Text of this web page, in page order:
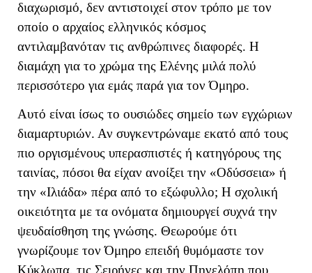
διαχωρισμό, δεν αντιστοιχεί στον τρόπο με τον
οποίο ο αρχαίος ελληνικός κόσμος
αντιλαμβανόταν τις ανθρώπινες διαφορές. Η
διαμάχη για το χρώμα της Ελένης μιλά πολύ
περισσότερο για εμάς παρά για τον Όμηρο.
Αυτό είναι ίσως το ουσιώδες σημείο των εγχώριων
διαμαρτυριών. Αν συγκεντρώναμε εκατό από τους
πιο οργισμένους υπερασπιστές ή κατηγόρους της
ταινίας, πόσοι θα είχαν ανοίξει την «Οδύσσεια» ή
την «Ιλιάδα» πέρα από το εξώφυλλο; Η σχολική
οικειότητα με τα ονόματα δημιουργεί συχνά την
ψευδαίσθηση της γνώσης. Θεωρούμε ότι
γνωρίζουμε τον Όμηρο επειδή θυμόμαστε τον